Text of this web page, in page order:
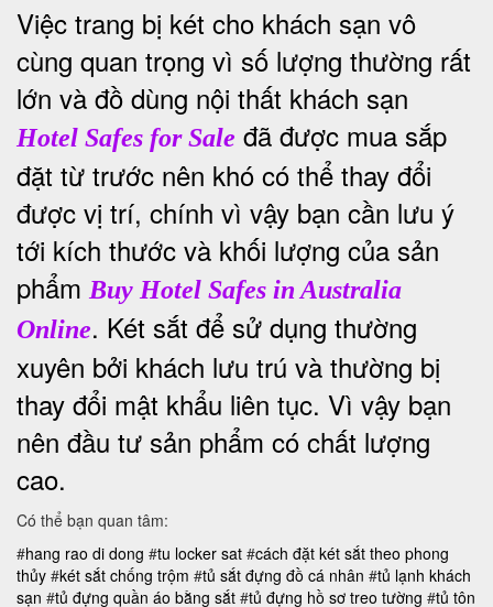
Việc trang bị két cho khách sạn vô
cùng quan trọng vì số lượng thường rất
lớn và đồ dùng nội thất khách sạn
Hotel Safes for Sale đã được mua sắp
đặt từ trước nên khó có thể thay đổi
được vị trí, chính vì vậy bạn cần lưu ý
tới kích thước và khối lượng của sản
phẩm Buy Hotel Safes in Australia
Online. Két sắt để sử dụng thường
xuyên bởi khách lưu trú và thường bị
thay đổi mật khẩu liên tục. Vì vậy bạn
nên đầu tư sản phẩm có chất lượng
cao.
Có thể bạn quan tâm:
#hang rao di dong #tu locker sat #cách đặt két sắt theo phong
thủy #két sắt chống trộm #tủ sắt đựng đồ cá nhân #tủ lạnh khách
sạn #tủ đựng quần áo bằng sắt #tủ đựng hồ sơ treo tường #tủ tôn